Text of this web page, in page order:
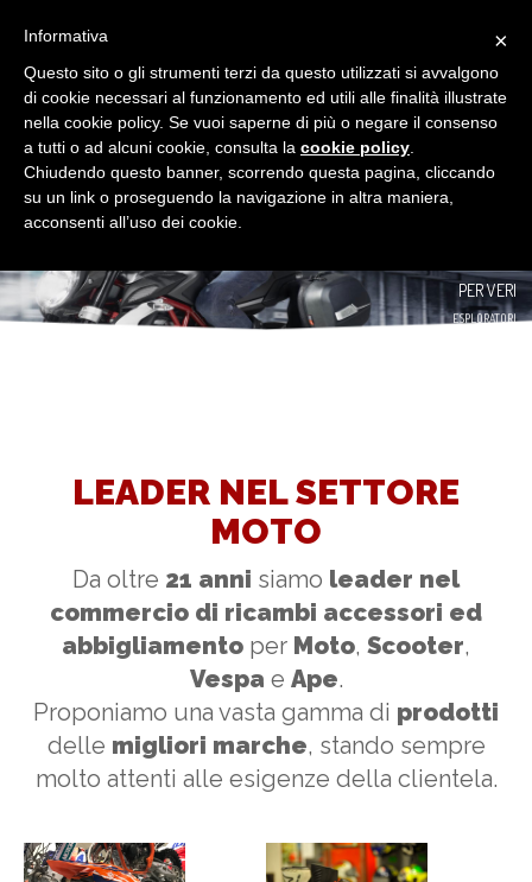
ACCESSORI
GIVI
LEADER NEL SETTORE
MOTO
Da oltre 21 anni siamo leader nel
commercio di ricambi accessori ed
abbigliamento per Moto, Scooter,
Vespa e Ape.
Proponiamo una vasta gamma di prodotti
delle migliori marche, stando sempre
molto attenti alle esigenze della clientela.
×
Informativa
Questo sito o gli strumenti terzi da questo utilizzati si avvalgono
di cookie necessari al funzionamento ed utili alle finalità illustrate
nella cookie policy. Se vuoi saperne di più o negare il consenso
a tutti o ad alcuni cookie, consulta la cookie policy
Chiudendo questo banner, scorrendo questa pagina, cliccando
su un link o proseguendo la navigazione in altra maniera,
acconsenti all’uso dei cookie.